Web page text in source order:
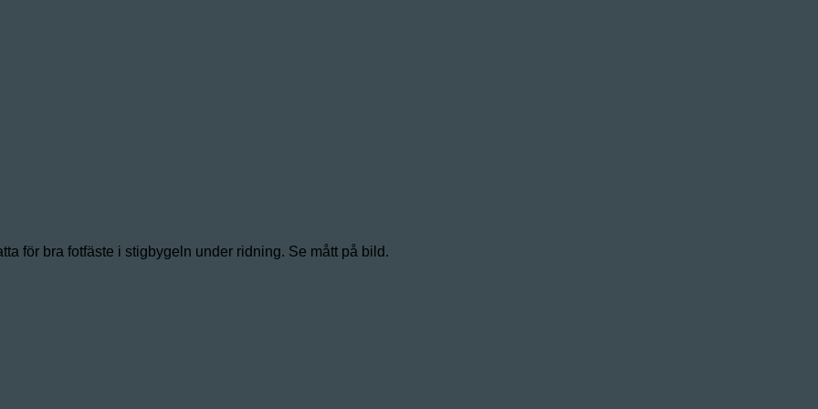
för bra fotfäste i stigbygeln under ridning. Se mått på bild.